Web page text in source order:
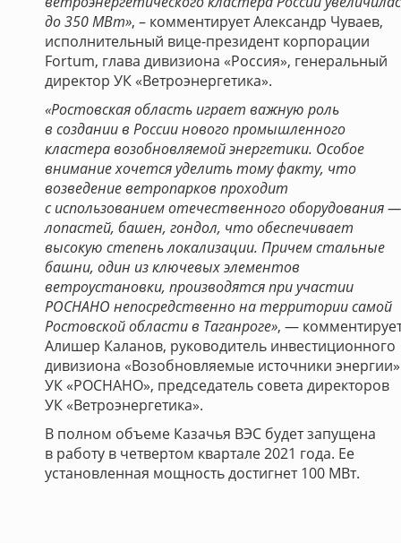
до 350 МВт», – комментирует Александр Чуваев,
исполнительный вице-президент корпорации
Fortum, глава дивизиона «Россия», генеральный
директор УК «Ветроэнергетика».
«Ростовская область играет важную роль
в создании в России нового промышленного
кластера возобновляемой энергетики. Особое
внимание хочется уделить тому факту, что
возведение ветропарков проходит
с использованием отечественного оборудования —
лопастей, башен, гондол, что обеспечивает
высокую степень локализации. Причем стальные
башни, один из ключевых элементов
ветроустановки, производятся при участии
РОСНАНО непосредственно на территории самой
Ростовской области в Таганроге», —
Алишер Каланов, руководитель инвестиционного
дивизиона «Возобновляемые источники энергии»
УК «РОСНАНО», председатель совета директоров
УК «Ветроэнергетика».
В полном объеме Казачья ВЭС будет запущена
в работу в четвертом квартале 2021 года. Ее
установленная мощность достигнет 100 МВт.